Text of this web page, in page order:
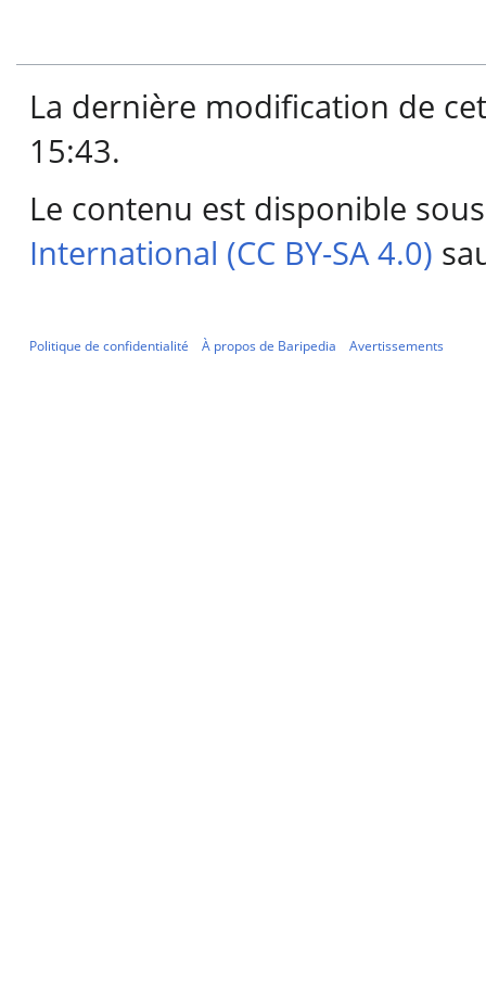
La dernière modification de
15:43.
Le contenu est disponible
International (CC BY-SA 4.0)
Politique de confidentialité À propos de Baripedia Avertissements